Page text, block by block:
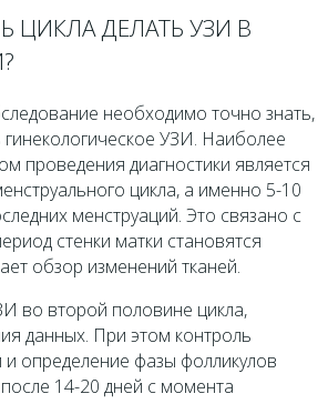
ЦИКЛА ДЕЛАТЬ УЗИ В
необходимо точно знать,
гинекологическое УЗИ. Наиболее
проведения диагностики является
цикла, а именно 5-10
менструаций. Это связано с
стенки матки становятся
обзор изменений тканей.
во второй половине цикла,
данных. При этом контроль
и определение фазы фолликулов
14-20 дней с момента